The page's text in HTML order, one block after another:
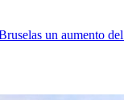
un aumento